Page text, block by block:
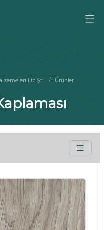
Ltd.Şti.
Ürünler